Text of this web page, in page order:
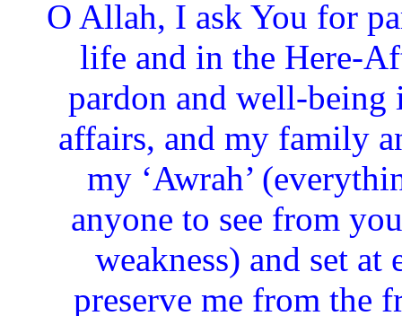
“O Allah, I ask You for
life and in the Here-
pardon and well-
affairs, and my family
my ‘Awrah’
anyone to see from
weakness) and set
preserve me from the